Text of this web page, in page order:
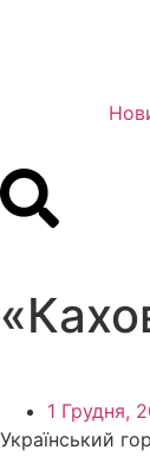
1 Грудня,
Український